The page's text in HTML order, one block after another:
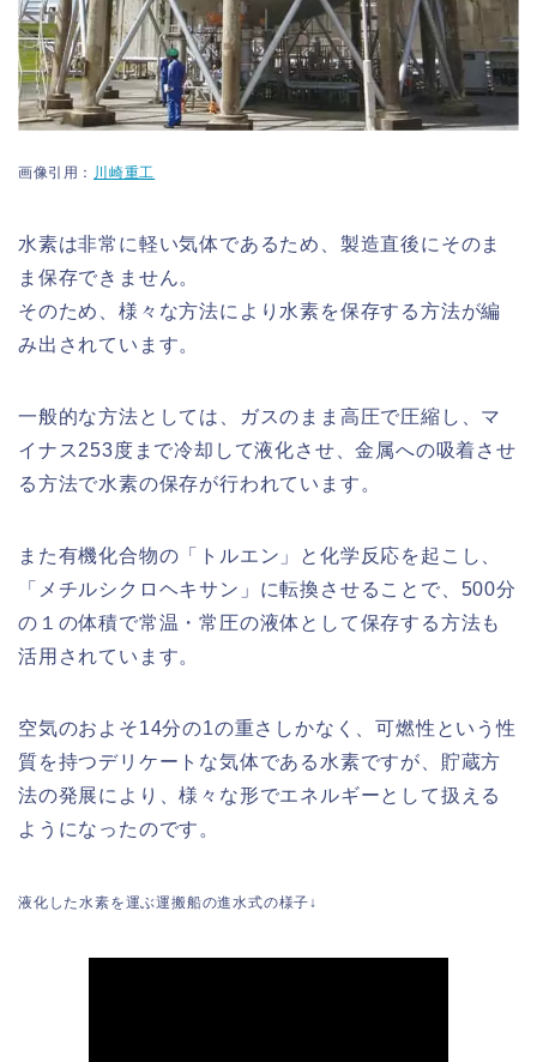
画像引用： 川崎重工
水素は非常に軽い気体であるため、製造直後にそのま
ま保存できません。
そのため、様々な方法により水素を保存する方法が編
み出されています。
一般的な方法としては、ガスのまま高圧で圧縮し、マ
イナス253度まで冷却して液化させ、金属への吸着させ
る方法で水素の保存が行われています。
また有機化合物の「トルエン」と化学反応を起こし、
「メチルシクロヘキサン」に転換させることで、500分
の１の体積で常温・常圧の液体として保存する方法も
活用されています。
空気のおよそ14分の1の重さしかなく、可燃性という性
質を持つデリケートな気体である水素ですが、貯蔵方
法の発展により、様々な形でエネルギーとして扱える
ようになったのです。
液化した水素を運ぶ運搬船の進水式の様子↓